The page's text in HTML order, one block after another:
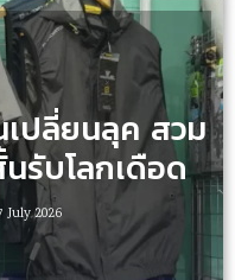
ปลี่ยนลุค สวม
รับโลกเดือด
July 2026